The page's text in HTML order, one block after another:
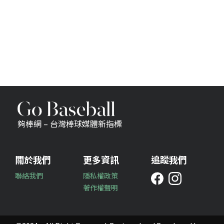
夠棒網 – 台灣棒球媒體新指標
關於我們
聯絡我們
更多資訊
隱私權政策
著作權聲明
追蹤我們